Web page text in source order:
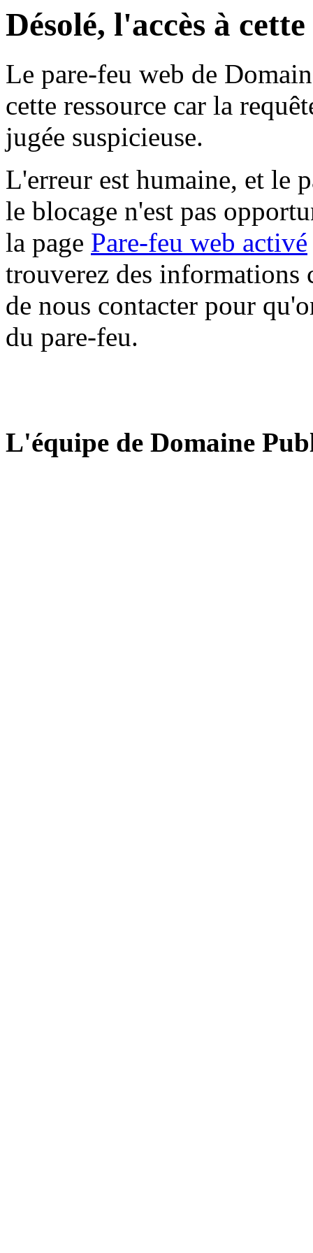
Désolé, l'accès à
Le pare-feu web de
cette ressource car la
jugée suspicieuse.
L'erreur est humaine, et le
le blocage n'est pas
la page Pare-feu web activé
trouverez des informations
de nous contacter pour
du pare-feu.
L'équipe de Domaine